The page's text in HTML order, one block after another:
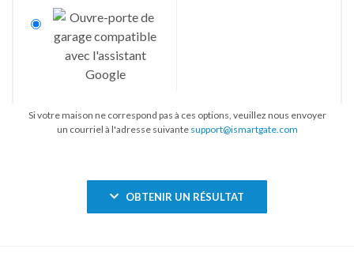
Si votre maison ne correspond pas à ces options, veuillez nous envoyer
un courriel à l'adresse suivante support@ismartgate.com
OBTENIR UN RÉSULTAT